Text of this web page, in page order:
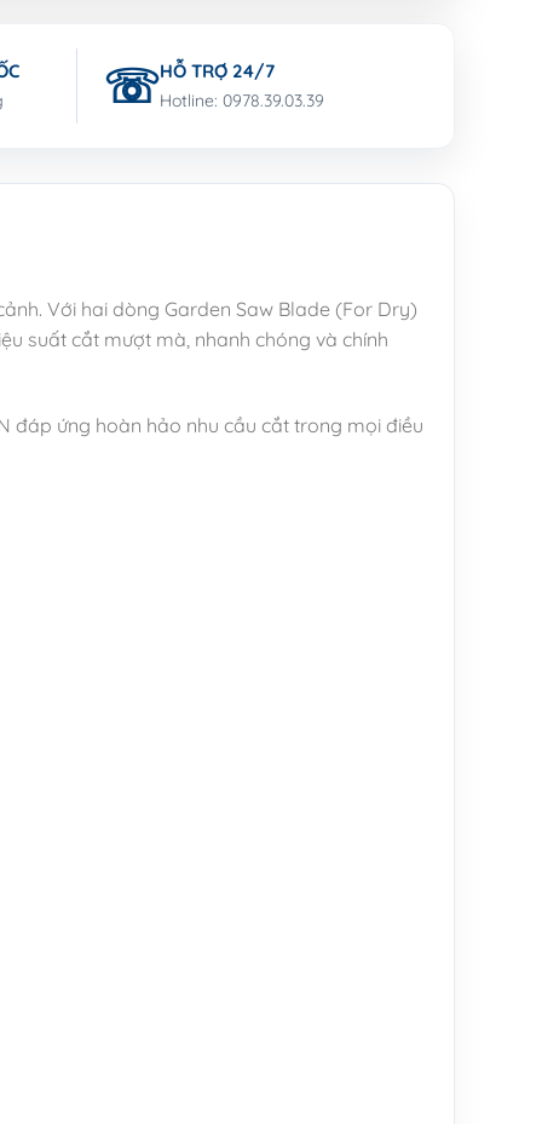
HỖ TRỢ 24/7
Hotline: 0978.39.03.39
Với hai dòng Garden Saw Blade (For Dry)
suất cắt mượt mà, nhanh chóng và chính
đáp ứng hoàn hảo nhu cầu cắt trong mọi điều